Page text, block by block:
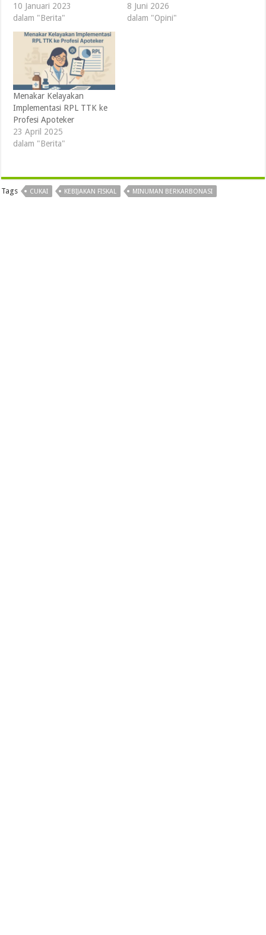
10 Januari 2023
dalam "Berita"
8 Juni 2026
dalam "Opini"
Menakar Kelayakan
Implementasi RPL TTK ke
Profesi Apoteker
23 April 2025
dalam "Berita"
Tags CUKAI KEBIJAKAN FISKAL MINUMAN BERKARBONASI